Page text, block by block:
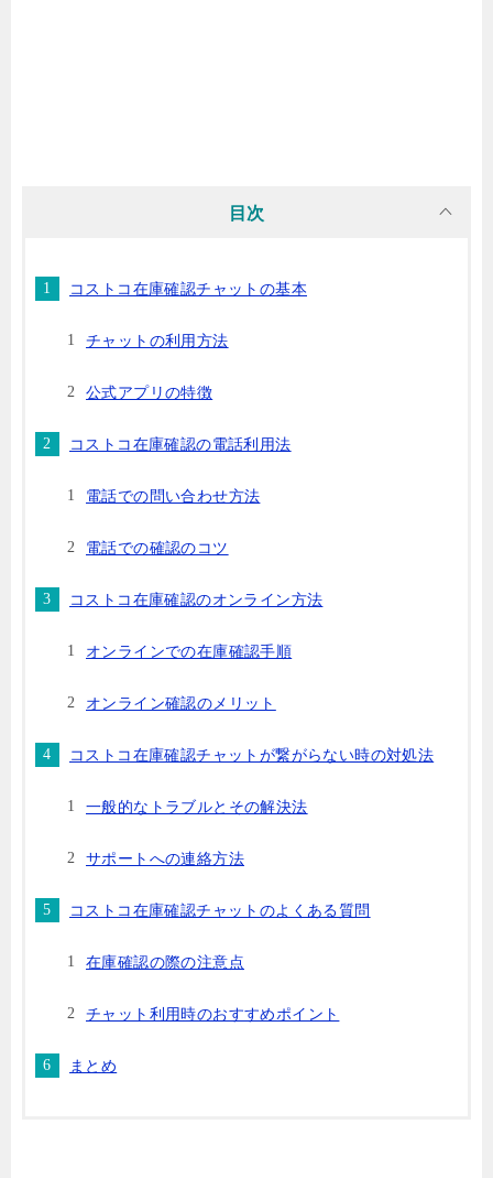
目次
コストコ在庫確認チャットの基本
チャットの利用方法
公式アプリの特徴
コストコ在庫確認の電話利用法
電話での問い合わせ方法
電話での確認のコツ
コストコ在庫確認のオンライン方法
オンラインでの在庫確認手順
オンライン確認のメリット
コストコ在庫確認チャットが繋がらない時の対処法
一般的なトラブルとその解決法
サポートへの連絡方法
コストコ在庫確認チャットのよくある質問
在庫確認の際の注意点
チャット利用時のおすすめポイント
まとめ